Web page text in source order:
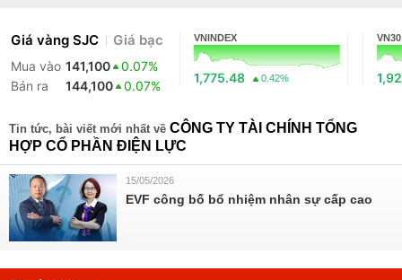
Giá vàng SJC Giá bạc
Mua vào 141,100
0.07%
Bán ra
144,100 0.07%
VNINDEX
1,775.48 0.42%
VN30
Tin tức, bài viết mới nhất về CÔNG TY TÀI CHÍNH TỔNG
HỢP CỔ PHẦN ĐIỆN LỰC
15/05/2026
EVF công bố bổ nhiệm nhân sự cấp cao